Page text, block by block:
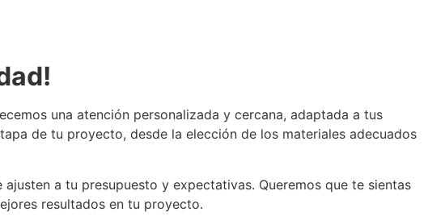
una atención personalizada y cercana, adaptada a tus
de tu proyecto, desde la elección de los materiales adecuados
a tu presupuesto y expectativas. Queremos que te sientas
resultados en tu proyecto.